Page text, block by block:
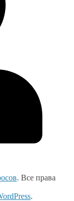
. Все права
.